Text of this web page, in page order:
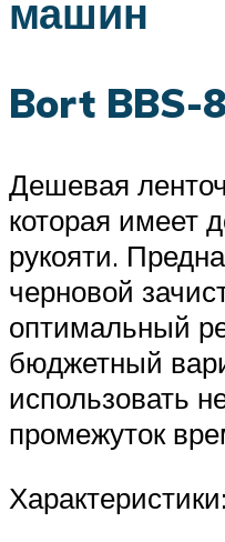
машин
Bort BBS-
Дешевая
которая имеет
рукояти.
черновой
оптимальный
бюджетный
использовать
промежуток
Характеристики: